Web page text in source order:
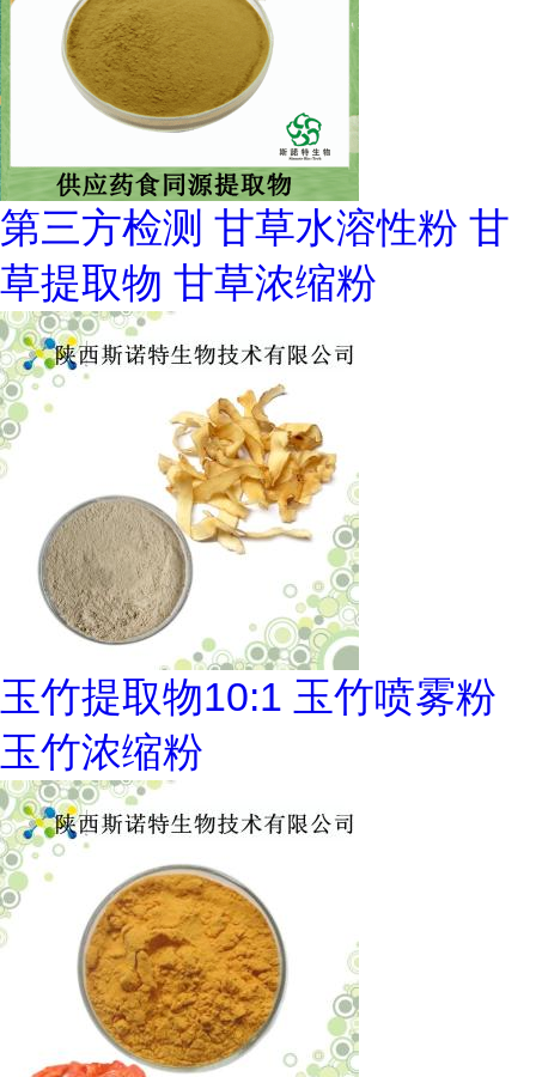
第三方检测 甘草水溶性粉 甘
草提取物 甘草浓缩粉
玉竹提取物10:1 玉竹喷雾粉
玉竹浓缩粉